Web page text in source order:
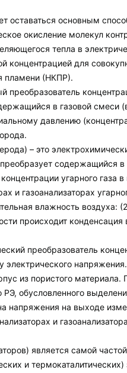
оставаться основным
окисление молекул
тепла в
концентрацией для
пламени (НКПР).
преобразователь
в газовой
давлению
– это
содержащийся
угарного газа в
и газоанализаторах
влажность
происходит
преобразователь
из пористого
РЭ, обусловленного
напряжения на выходе
и
является самой
и